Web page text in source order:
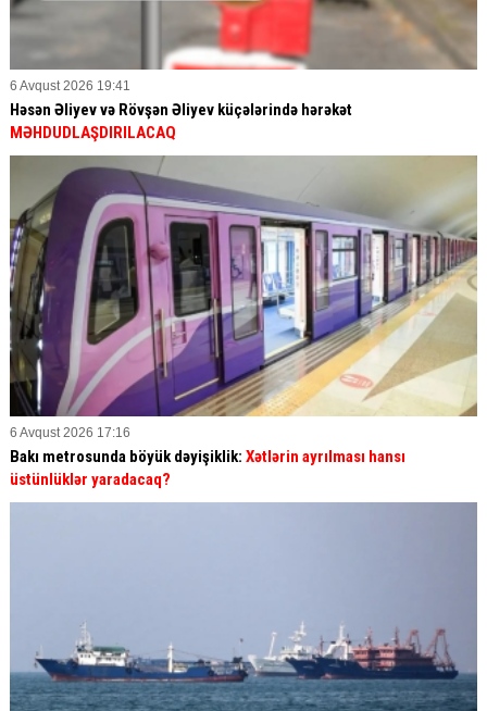
6 Avqust 2026 19:41
Həsən Əliyev və Rövşən Əliyev küçələrində hərəkət
MƏHDUDLAŞDIRILACAQ
6 Avqust 2026 17:16
Bakı metrosunda böyük dəyişiklik: Xətlərin ayrılması hansı
üstünlüklər yaradacaq?